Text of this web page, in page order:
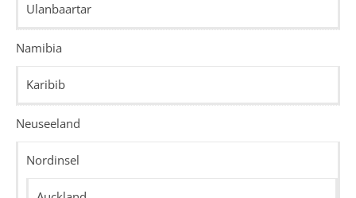
Ulanbaartar
Namibia
Karibib
Neuseeland
Nordinsel